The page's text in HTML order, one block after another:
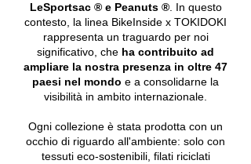
LeSportsac ® e Peanuts ®. In questo
contesto, la linea BikeInside x TOKIDOKI
rappresenta un traguardo per noi
significativo, che ha contribuito ad
ampliare la nostra presenza in oltre 47
paesi nel mondo e a consolidarne la
visibilità in ambito internazionale.
Ogni collezione è stata prodotta con un
occhio di riguardo all'ambiente: solo con
tessuti eco-sostenibili, filati riciclati